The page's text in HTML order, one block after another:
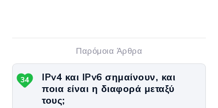
Παρόμοια Άρθρα
IPv4 και IPv6 σημαίνουν, και
ποια είναι η διαφορά μεταξύ
τους;
34